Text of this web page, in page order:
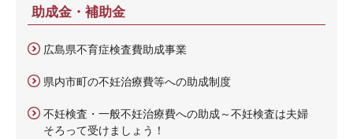
助成金・補助金
広島県不育症検査費助成事業
県内市町の不妊治療費等への助成制度
不妊検査・一般不妊治療費への助成～不妊検査は夫婦
そろって受けましょう！